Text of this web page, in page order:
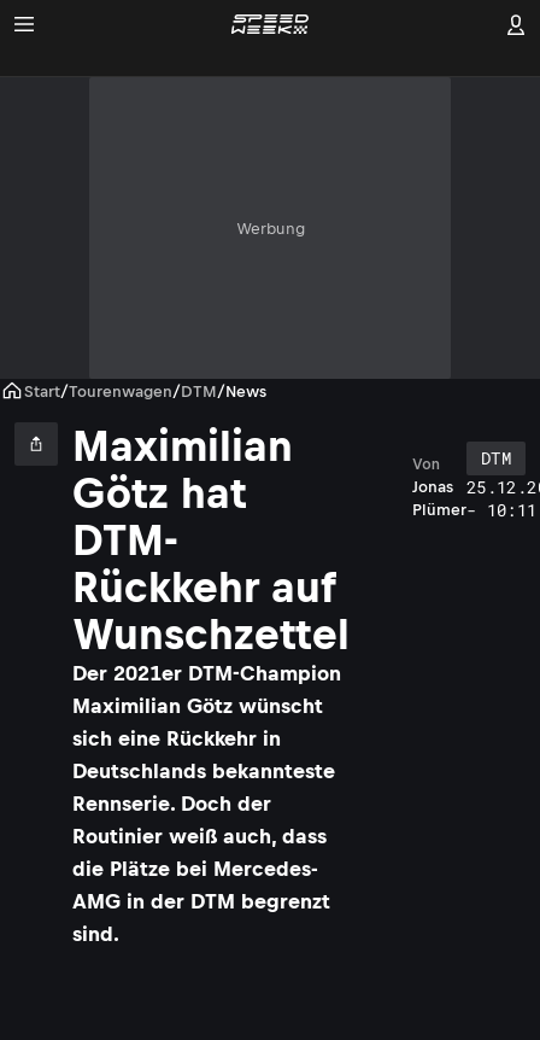
Werbung
Start/Tourenwagen/DTM/News
Maximilian
Götz hat
DTM-
Rückkehr auf
Wunschzettel
Der 2021er DTM-Champion
Maximilian Götz wünscht
sich eine Rückkehr in
Deutschlands bekannteste
Rennserie. Doch der
Routinier weiß auch, dass
die Plätze bei Mercedes-
AMG in der DTM begrenzt
sind.
Jonas
Plümer
Von
DTM
- 10:11